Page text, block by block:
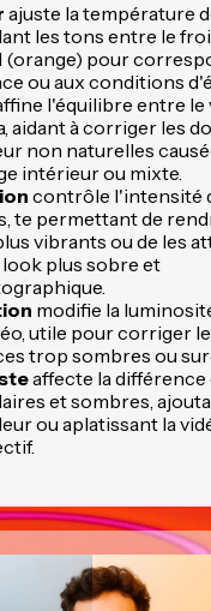
ajuste la température
les tons entre le
(orange) pour
ou aux conditions
l'équilibre entre le
aidant à corriger les
non naturelles
intérieur ou mixte.
contrôle l'intensité
te permettant de
vibrants ou de les
plus sobre et
modifie la
utile pour corriger
trop sombres ou
affecte la différence
et sombres,
ou aplatissant la